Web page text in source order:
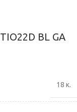
BL GA
18 κ.